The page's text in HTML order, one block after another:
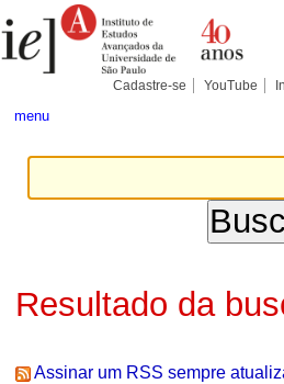
para
conteúdo.
Pessoais
Cadastre-se YouTube
menu
Resultado da
Assinar um RSS sempre